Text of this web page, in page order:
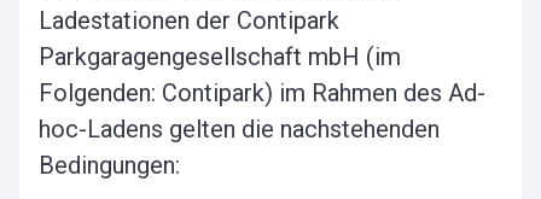
Ladestationen der Contipark
Parkgaragengesellschaft mbH (im
Folgenden: Contipark) im Rahmen des Ad-
hoc-Ladens gelten die nachstehenden
Bedingungen: